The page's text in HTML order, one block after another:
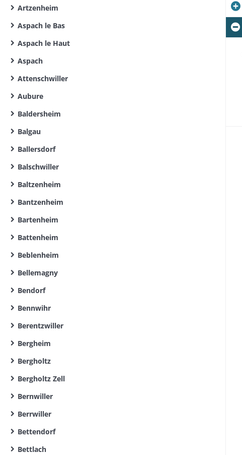
Artzenheim
Aspach le Bas
Aspach le Haut
Aspach
Attenschwiller
Aubure
Baldersheim
Balgau
Ballersdorf
Balschwiller
Baltzenheim
Bantzenheim
Bartenheim
Battenheim
Beblenheim
Bellemagny
Bendorf
Bennwihr
Berentzwiller
Bergheim
Bergholtz
Bergholtz Zell
Bernwiller
Berrwiller
Bettendorf
Bettlach